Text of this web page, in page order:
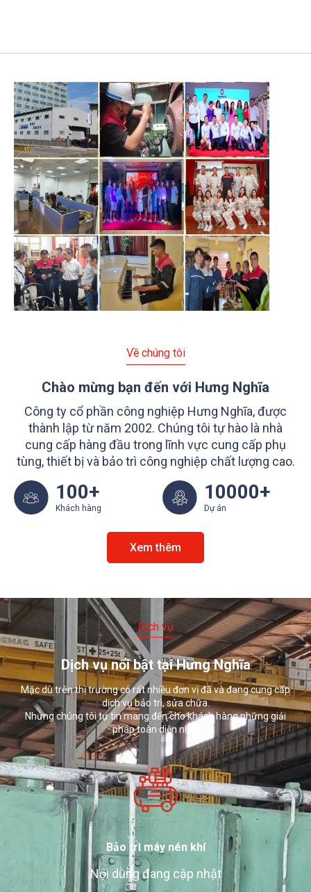
Về chúng tôi
Chào mừng bạn đến với Hưng Nghĩa
Công ty cổ phần công nghiệp Hưng Nghĩa, được
thành lập từ năm 2002. Chúng tôi tự hào là nhà
cung cấp hàng đầu trong lĩnh vực cung cấp phụ
tùng, thiết bị và bảo trì công nghiệp chất lượng cao.
100+
Khách hàng
10000+
Dự án
Xem thêm
Dịch vụ
Dịch vụ nổi bật tại Hưng Nghĩa
Mặc dù trên thị trường có rất nhiều đơn vị đã và đang cung cấp
dịch vụ bảo trì, sửa chữa.
Nhưng chúng tôi tự tin mang đến cho khách hàng những giải
pháp toàn diện nhất
Bảo trì máy nén khí
Nội dung đang cập nhật